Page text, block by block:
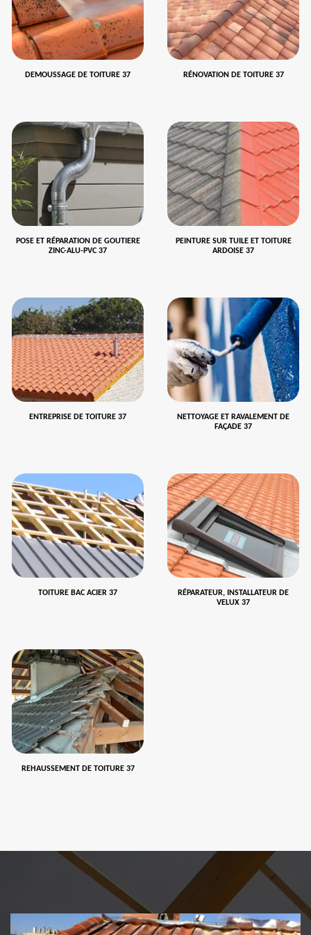
DEMOUSSAGE DE TOITURE 37 RÉNOVATION DE TOITURE 37
POSE ET RÉPARATION DE GOUTIERE
ZINC-ALU-PVC 37
PEINTURE SUR TUILE ET TOITURE
ARDOISE 37
ENTREPRISE DE TOITURE 37
NETTOYAGE ET RAVALEMENT DE
FAÇADE 37
TOITURE BAC ACIER 37
RÉPARATEUR, INSTALLATEUR DE
VELUX 37
REHAUSSEMENT DE TOITURE 37